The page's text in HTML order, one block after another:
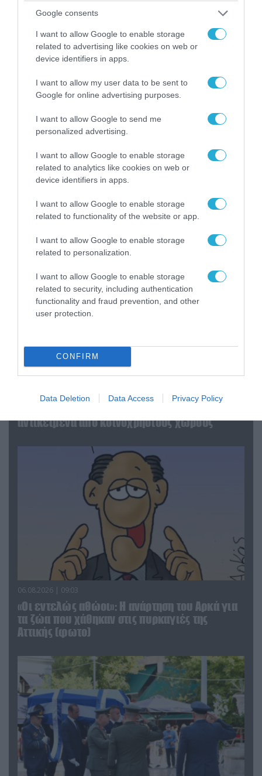
Google consents
I want to allow Google to enable storage
related to advertising like cookies on web or
device identifiers in apps.
I want to allow my user data to be sent to
Google for online advertising purposes.
I want to allow Google to send me
personalized advertising.
I want to allow Google to enable storage
related to analytics like cookies on web or
device identifiers in apps.
I want to allow Google to enable storage
related to functionality of the website or app.
I want to allow Google to enable storage
related to personalization.
I want to allow Google to enable storage
related to security, including authentication
functionality and fraud prevention, and other
user protection.
CONFIRM
Data Deletion Data Access Privacy Policy
του Αρκά για τα τατουάζ (φωτο)
07.08.2026 | 20:02
Ο Γιάννης Αλαφούζος «τέλειωσε» τον
Κωνσταντίνο Ζούλα από τον ΣΚΑΪ – Ο λόγος της
απομάκρυνσής του
«Επιχείρηση ελεύθερα πεζοδρόμια» στην
αντικείμενα από κοινόχρηστους χώρους
06.08.2026 | 09:03
«Οι εντελώς αθώοι»: Η ανάρτηση του Αρκά για
τα ζώα που χάθηκαν στις πυρκαγιές της
Αττικής (φωτο)